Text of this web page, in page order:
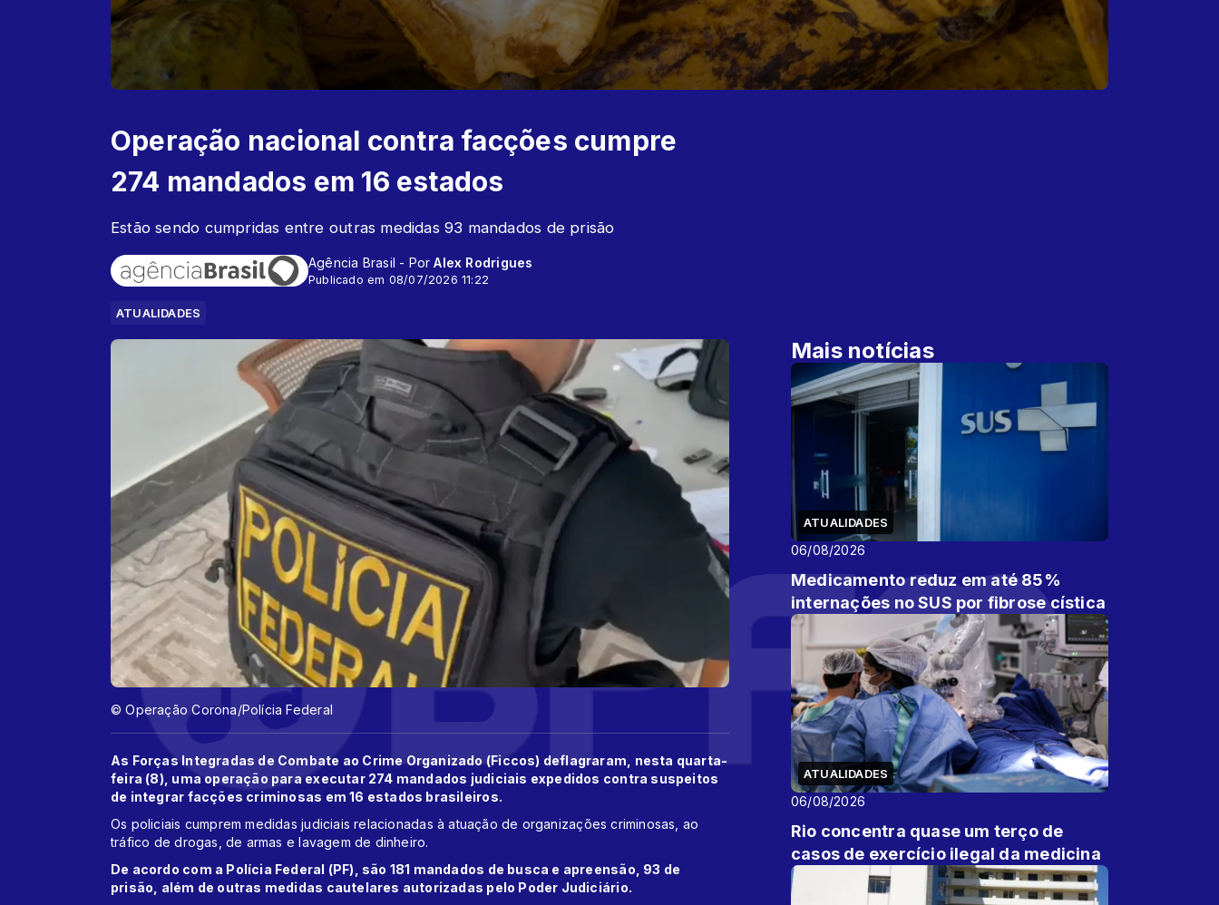
Operação nacional contra facções cumpre
274 mandados em 16 estados
Estão sendo cumpridas entre outras medidas 93 mandados de prisão
Agência Brasil - PorAlex Rodrigues
Publicado em 08/07/2026 11:22
ATUALIDADES
© Operação Corona/Polícia Federal
As Forças Integradas de Combate ao Crime Organizado (Ficcos) deflagraram, nesta quarta-
feira (8), uma operação para executar 274 mandados judiciais expedidos contra suspeitos
de integrar facções criminosas em 16 estados brasileiros.
Os policiais cumprem medidas judiciais relacionadas à atuação de organizações criminosas, ao
tráfico de drogas, de armas e lavagem de dinheiro.
De acordo com a Polícia Federal (PF), são 181 mandados de busca e apreensão, 93 de
prisão, além de outras medidas cautelares autorizadas pelo Poder Judiciário.
Mais notícias
ATUALIDADES
06/08/2026
Medicamento reduz em até 85%
internações no SUS por fibrose cística
ATUALIDADES
06/08/2026
Rio concentra quase um terço de
casos de exercício ilegal da medicina